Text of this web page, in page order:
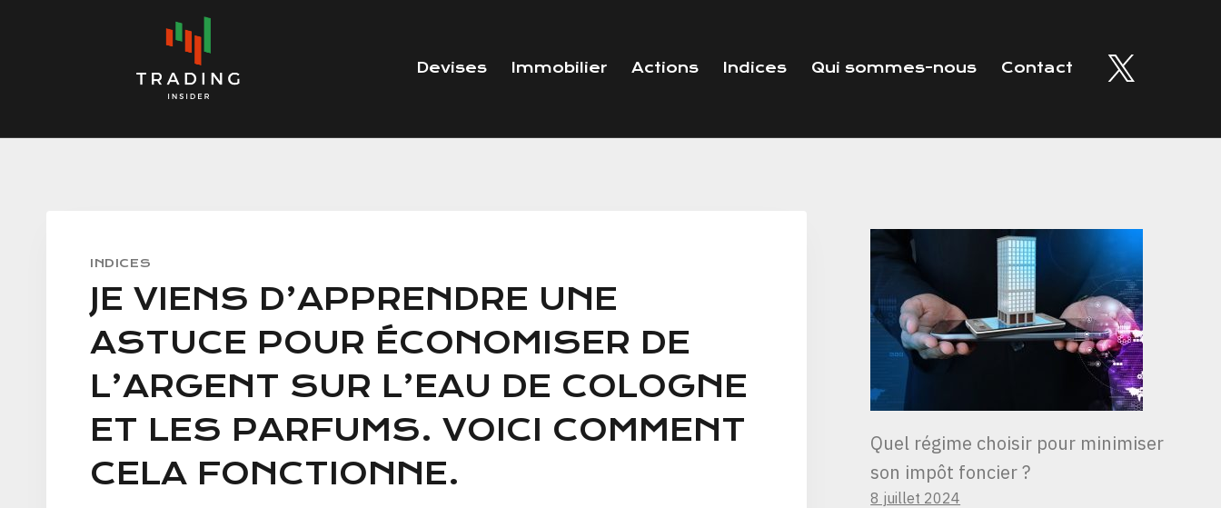
Devises Immobilier Actions Indices Qui sommes-nous Contact
INDICES
JE VIENS D’APPRENDRE UNE
ASTUCE POUR ÉCONOMISER DE
L’ARGENT SUR L’EAU DE COLOGNE
ET LES PARFUMS. VOICI COMMENT
CELA FONCTIONNE.
Quel régime choisir pour minimiser
son impôt foncier ?
8 juillet 2024